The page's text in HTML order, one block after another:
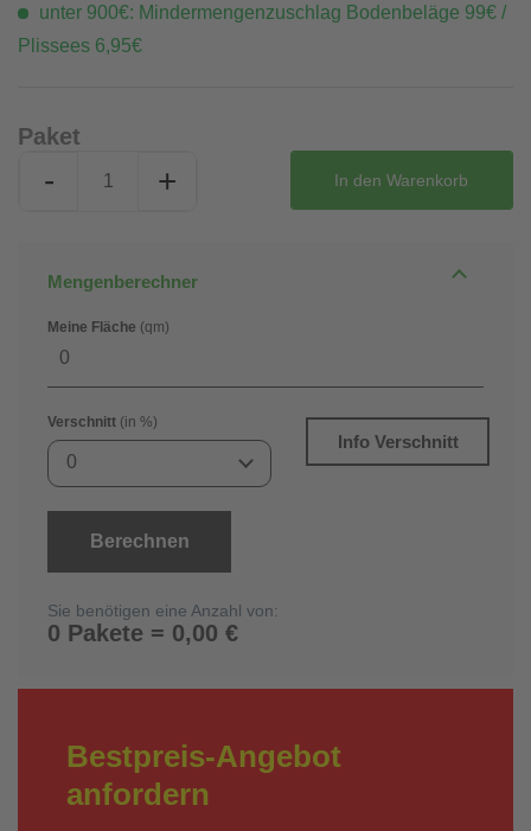
unter 900€: Mindermengenzuschlag Bodenbeläge 99€ /
Plissees 6,95€
Paket
- + In den Warenkorb
Mengenberechner
Meine Fläche (qm)
Verschnitt (in %)
0
Info Verschnitt
Berechnen
Sie benötigen eine Anzahl von:
0 Pakete = 0,00 €
Bestpreis-Angebot
anfordern